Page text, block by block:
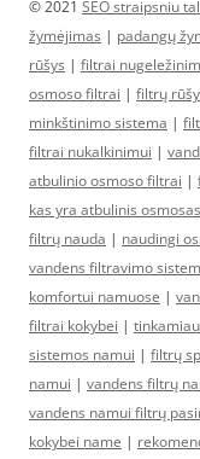
© 2021 SEO straipsniu
žymėjimas | padangų
rūšys | filtrai
osmoso filtrai | filtrų
minkštinimo sistema |
filtrai nukalkinimui |
atbulinio osmoso filtrai |
kas yra atbulinis osmosas
filtrų nauda | naudingi
vandens filtravimo
komfortui namuose |
filtrai kokybei |
sistemos namui | filtrų
namui | vandens filtrų
vandens namui filtrų
kokybei name |